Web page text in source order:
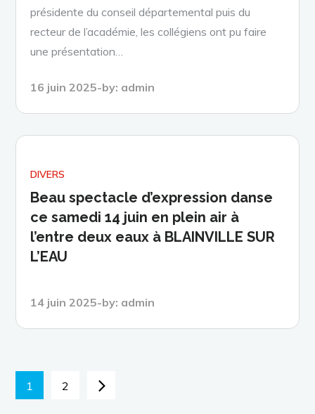
présidente du conseil départemental puis du
recteur de l’académie, les collégiens ont pu faire
une présentation…
Posted
16 juin 2025 by: admin
DIVERS
Beau spectacle d’expression danse
ce samedi 14 juin en plein air à
l’entre deux eaux à BLAINVILLE SUR
L’EAU
Posted
14 juin 2025 by: admin
Navigation
1 2